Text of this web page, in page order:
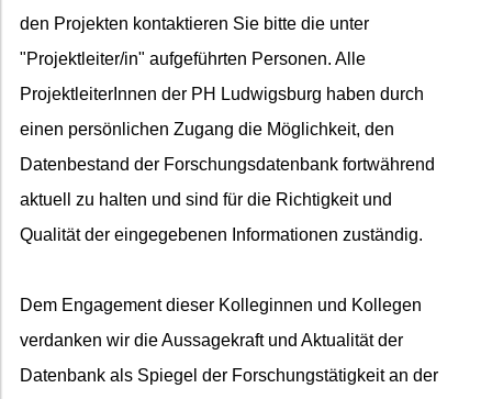
den Projekten kontaktieren Sie bitte die unter
"Projektleiter/in" aufgeführten Personen. Alle
ProjektleiterInnen der PH Ludwigsburg haben durch
einen persönlichen Zugang die Möglichkeit, den
Datenbestand der Forschungsdatenbank fortwährend
aktuell zu halten und sind für die Richtigkeit und
Qualität der eingegebenen Informationen zuständig.
Dem Engagement dieser Kolleginnen und Kollegen
verdanken wir die Aussagekraft und Aktualität der
Datenbank als Spiegel der Forschungstätigkeit an der